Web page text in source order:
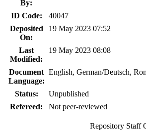
By:
ID Code:
40047
Deposited
On:
19 May 2023 07:52
Last
Modified:
19 May 2023 08:08
Document
Language:
English, German/Deutsch,
Status:
Unpublished
Refereed:
Not peer-reviewed
Repository Staff